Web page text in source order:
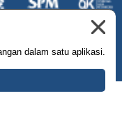
dalam satu aplikasi.
Reserved.